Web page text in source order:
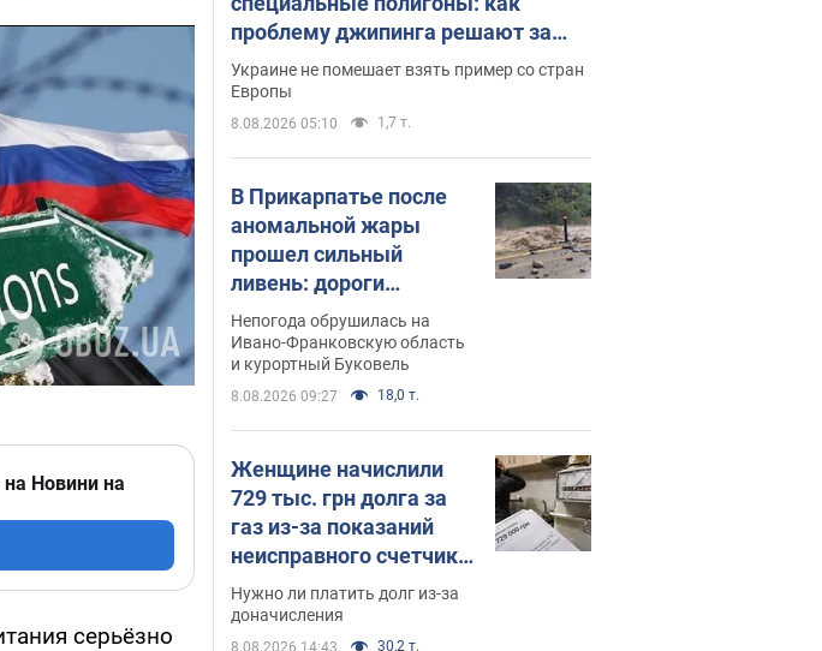
Новини на
серьёзно
проблему джипинга решают за
границей
Украине не помешает взять пример со стран
Европы
8.08.2026 05:10 1,7 т.
В Прикарпатье после
аномальной жары
прошел сильный
ливень: дороги
превратились в реки.
Видео
Непогода обрушилась на
Ивано-Франковскую область
и курортный Буковель
8.08.2026 09:27 18,0 т.
Женщине начислили
729 тыс. грн долга за
газ из-за показаний
неисправного счетчика:
судья вынес
неожиданное решение
Нужно ли платить долг из-за
доначисления
8.08.2026 14:43 30,2 т.